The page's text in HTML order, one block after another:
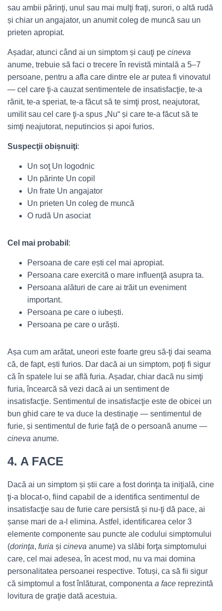
sau ambii părinţi, unul sau mai mulţi fraţi, surori, o altă rudă
și chiar un angajator, un anumit coleg de muncă sau un
prieten apropiat.
Așadar, atunci când ai un simptom și cauţi pe cineva
anume, trebuie să faci o trecere în revistă mintală a 5–7
persoane, pentru a afla care dintre ele ar putea fi vinovatul
— cel care ţi-a cauzat sentimentele de insatisfacţie, te-a
rănit, te-a speriat, te-a făcut să te simţi prost, neajutorat,
umilit sau cel care ţi-a spus „Nu“ și care te-a făcut să te
simţi neajutorat, neputincios și apoi furios.
Suspecţii obișnuiţi:
Un soţ Un logodnic
Un părinte Un copil
Un frate Un angajator
Un prieten Un coleg de muncă
O rudă Un asociat
Cel mai probabil :
Persoana de care ești cel mai apropiat.
Persoana care exercită o mare influenţă asupra ta.
Persoana alături de care ai trăit un eveniment
important.
Persoana pe care o iubești.
Persoana pe care o urăști.
Așa cum am arătat, uneori este foarte greu să-ţi dai seama
că, de fapt, ești furios. Dar dacă ai un simptom, poţi fi sigur
că în spatele lui se află furia. Așadar, chiar dacă nu simţi
furia, încearcă să vezi dacă ai un sentiment de
insatisfacţie. Sentimentul de insatisfacţie este de obicei un
bun ghid care te va duce la destinaţie — sentimentul de
furie, și sentimentul de furie faţă de o persoană anume —
cineva anume.
4. A FACE
Dacă ai un simptom și știi care a fost dorinţa ta iniţială, cine
ţi-a blocat-o, fiind capabil de a identifica sentimentul de
insatisfacţie sau de furie care persistă și nu-ţi dă pace, ai
șanse mari de a-l elimina. Astfel, identificarea celor 3
elemente componente sau puncte ale codului simptomului
(dorinţa, furia și cineva anume) va slăbi forţa simptomului
care, cel mai adesea, în acest mod, nu va mai domina
personalitatea persoanei respective. Totuși, ca să fii sigur
că simptomul a fost înlăturat, componenta a face reprezintă
lovitura de graţie dată acestuia.